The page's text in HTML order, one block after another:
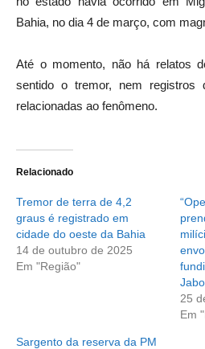
Bahia, no dia 4 de março, com
Até o momento, não há relatos
sentido o tremor, nem registros
relacionadas ao fenômeno.
Relacionado
Tremor de terra de 4,2
graus é registrado em
cidade do oeste da Bahia
14 de outubro de 2025
Em "Região"
25
Em
Sargento da reserva da PM